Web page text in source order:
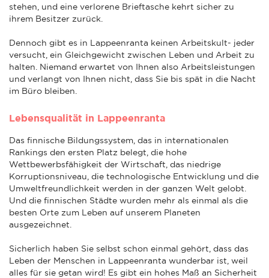
stehen, und eine verlorene Brieftasche kehrt sicher zu
ihrem Besitzer zurück.
Dennoch gibt es in Lappeenranta keinen Arbeitskult- jeder
versucht, ein Gleichgewicht zwischen Leben und Arbeit zu
halten. Niemand erwartet von Ihnen also Arbeitsleistungen
und verlangt von Ihnen nicht, dass Sie bis spät in die Nacht
im Büro bleiben.
Lebensqualität in Lappeenranta
Das finnische Bildungssystem, das in internationalen
Rankings den ersten Platz belegt, die hohe
Wettbewerbsfähigkeit der Wirtschaft, das niedrige
Korruptionsniveau, die technologische Entwicklung und die
Umweltfreundlichkeit werden in der ganzen Welt gelobt.
Und die finnischen Städte wurden mehr als einmal als die
besten Orte zum Leben auf unserem Planeten
ausgezeichnet.
Sicherlich haben Sie selbst schon einmal gehört, dass das
Leben der Menschen in Lappeenranta wunderbar ist, weil
alles für sie getan wird! Es gibt ein hohes Maß an Sicherheit